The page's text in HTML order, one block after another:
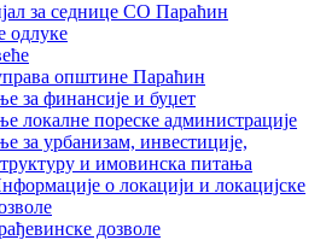
за седнице СО Параћин
одлуке
општине Параћин
за финансије и буџет
локалне пореске администрације
за урбанизам, инвестиције,
и имовинска питања
о локацији и локацијске
дозволе